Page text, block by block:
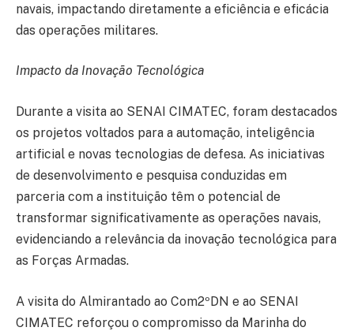
navais, impactando diretamente a eficiência e eficácia
das operações militares.
Impacto da Inovação Tecnológica
Durante a visita ao SENAI CIMATEC, foram destacados
os projetos voltados para a automação, inteligência
artificial e novas tecnologias de defesa. As iniciativas
de desenvolvimento e pesquisa conduzidas em
parceria com a instituição têm o potencial de
transformar significativamente as operações navais,
evidenciando a relevância da inovação tecnológica para
as Forças Armadas.
A visita do Almirantado ao Com2ºDN e ao SENAI
CIMATEC reforçou o compromisso da Marinha do